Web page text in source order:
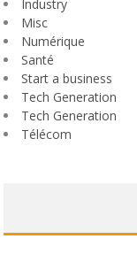
Industry
Misc
Numérique
Santé
Start a business
Tech Generation
Tech Generation
Télécom